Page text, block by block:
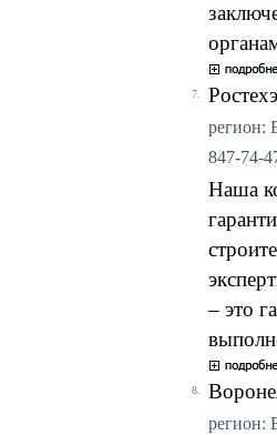
7.
регион:
847-74-
Наша
– это
8.
регион: